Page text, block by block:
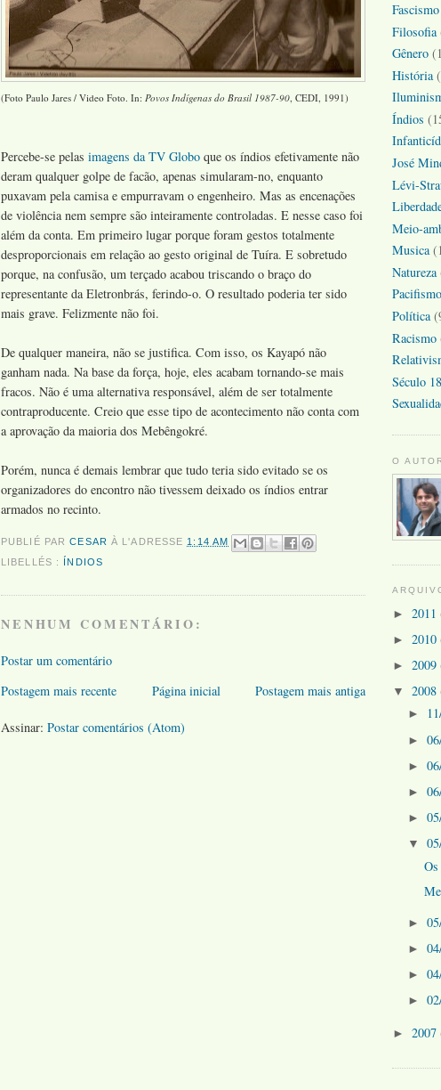
(Foto Paulo Jares / Video Foto. In: Povos Indígenas do Brasil 1987-90, CEDI, 1991)
Percebe-se pelas imagens da TV Globo que os índios efetivamente não
deram qualquer golpe de facão, apenas simularam-no, enquanto
puxavam pela camisa e empurravam o engenheiro. Mas as encenações
de violência nem sempre são inteiramente controladas. E nesse caso foi
além da conta. Em primeiro lugar porque foram gestos totalmente
desproporcionais em relação ao gesto original de Tuíra. E sobretudo
porque, na confusão, um terçado acabou triscando o braço do
representante da Eletronbrás, ferindo-o. O resultado poderia ter sido
mais grave. Felizmente não foi.
De qualquer maneira, não se justifica. Com isso, os Kayapó não
ganham nada. Na base da força, hoje, eles acabam tornando-se mais
fracos. Não é uma alternativa responsável, além de ser totalmente
contraproducente. Creio que esse tipo de acontecimento não conta com
a aprovação da maioria dos Mebêngokré.
Porém, nunca é demais lembrar que tudo teria sido evitado se os
organizadores do encontro não tivessem deixado os índios entrar
armados no recinto.
PUBLIÉ PARCESAR À L'ADRESSE 1:14 AM
LIBELLÉS : ÍNDIOS
NENHUM COMENTÁRIO:
Postar um comentário
Postagem mais recente
Postagem mais antiga
Página inicial
Assinar: Postar comentários (Atom)
Fascismo
Filosofia
Gênero
História
Índios
José
Lévi-
Meio-
Musica
Natureza
Pacifismo
Política
Racismo
Século 18
O
► 2011
► 2010
► 2009
▼ 2008
►
►
►
►
►
▼
►
►
►
►
► 2007